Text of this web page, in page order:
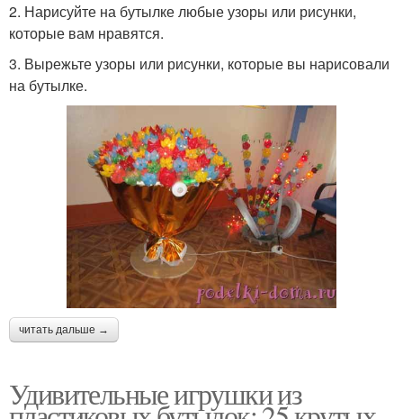
2. Нарисуйте на бутылке любые узоры или рисунки,
которые вам нравятся.
3. Вырежьте узоры или рисунки, которые вы нарисовали
на бутылке.
читать дальше →
Удивительные игрушки из